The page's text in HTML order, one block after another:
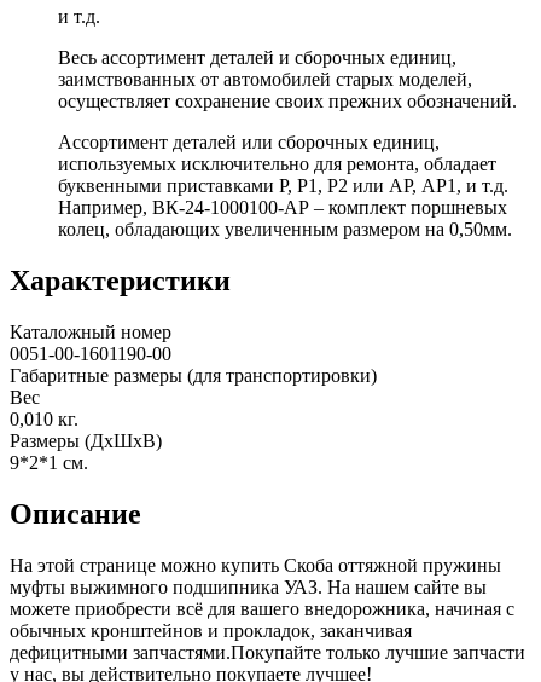
и т.д.
Весь ассортимент деталей и сборочных единиц,
заимствованных от автомобилей старых моделей,
осуществляет сохранение своих прежних обозначений.
Ассортимент деталей или сборочных единиц,
используемых исключительно для ремонта, обладает
буквенными приставками Р, Р1, Р2 или АР, АР1, и т.д.
Например, ВК-24-1000100-АР – комплект поршневых
колец, обладающих увеличенным размером на 0,50мм.
Характеристики
Каталожный номер
0051-00-1601190-00
Габаритные размеры (для транспортировки)
Вес
0,010 кг.
Размеры (ДхШхВ)
9*2*1 см.
Описание
На этой странице можно купить Скоба оттяжной пружины
муфты выжимного подшипника УАЗ. На нашем сайте вы
можете приобрести всё для вашего внедорожника, начиная с
обычных кронштейнов и прокладок, заканчивая
дефицитными запчастями.Покупайте только лучшие запчасти
у нас, вы действительно покупаете лучшее!